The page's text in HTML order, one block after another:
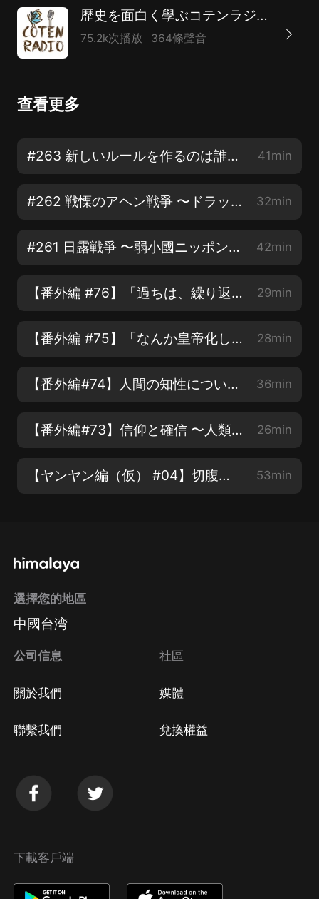
なる】https://www.cotenradio.fm/support 【イベント
&キャンペーン】 https://cotenradio.fm/campaign/
【出演&Twitter】 株式會社COTEN 深井龍之介
龍之介 【公式Twitterアカウント】 @CotenRadio 【公
（隨時更新）】 https://cotenradio.fm/references/
ラジオへお便り】 https://cotenradio.fm/feedback/
歴史を面白く學ぶコテンラジオ （COTEN RADIO）
75.2k次播放 364條聲音
查看更多
#263 新しいルールを作るのは誰だ!? 日本の近代國家化で広がる極東の亀裂【COTEN RADIO】 41min
#262 戦慄のアヘン戦爭 〜ドラッグに揺れるアジア情勢とある幕末志士の開眼〜【COTEN RADIO】 32min
#261 日露戦爭 〜弱小國ニッポンが見出した勝利への布石〜【COTEN RADIO】 42min
【番外編 #76】「過ちは、繰り返すな…！」畫一的思考からの脫卻を図る僕たちの採用活動【COTEN RADIO】 29min
【番外編 #75】「なんか皇帝化してない？」リスナーからのご指摘にコテン深井がズバリお答えします！【COTEN RADIO】 28min
【番外編#74】人間の知性について 〜ひとくくりにできない才能と広がる未來への可能性〜【COTEN RADIO】 36min
【番外編#73】信仰と確信 〜人類と世界を理解する為に必要な宗教のアレコレ〜【COTEN RADIO】 26min
【ヤンヤン編（仮） #04】切腹の美學 〜武士が武士であるために〜【COTEN RADIO】 53min
選擇您的地區
中國台湾
公司信息
關於我們
聯繫我們
社區
媒體
兌換權益
下載客戶端